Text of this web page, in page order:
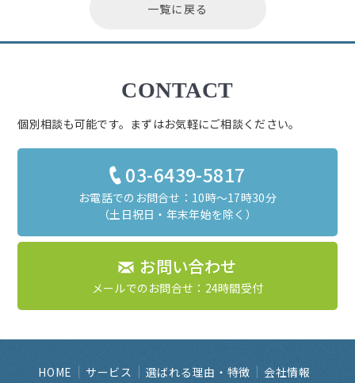
一覧に戻る
CONTACT
個別相談も可能です。まずはお気軽にご相談ください。
03-6439-5817
お電話でのお問合せ：10時～17時30分
（土日祝日・年末年始を除く）
お問い合わせ
メールでのお問合せ：24時間受付
HOME サービス 選ばれる理由・特徴 会社情報